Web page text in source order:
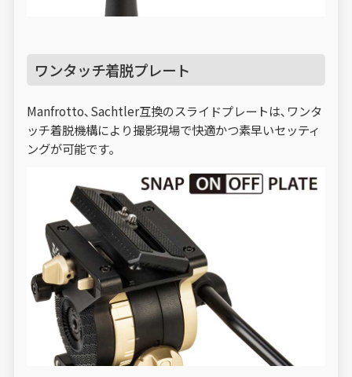
ワンタッチ着脱プレート
Manfrotto､Sachtler互換のスライドプレートは､ワンタ
ッチ着脱機構により撮影現場で快適かつ素早いセッティ
ングが可能です｡